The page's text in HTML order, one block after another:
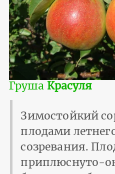
Груша Красуля
Зимостойкий
плодами
созревания.
приплюснуто-